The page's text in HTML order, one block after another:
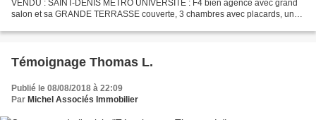
VENDU : SAINT-DENIS METRO UNIVERSITÉ : F4 bien agencé avec grand
salon et sa GRANDE TERRASSE couverte, 3 chambres avec placards, une
Témoignage Thomas L.
Publié le 08/08/2018 à 22:09
Par Michel Associés Immobilier